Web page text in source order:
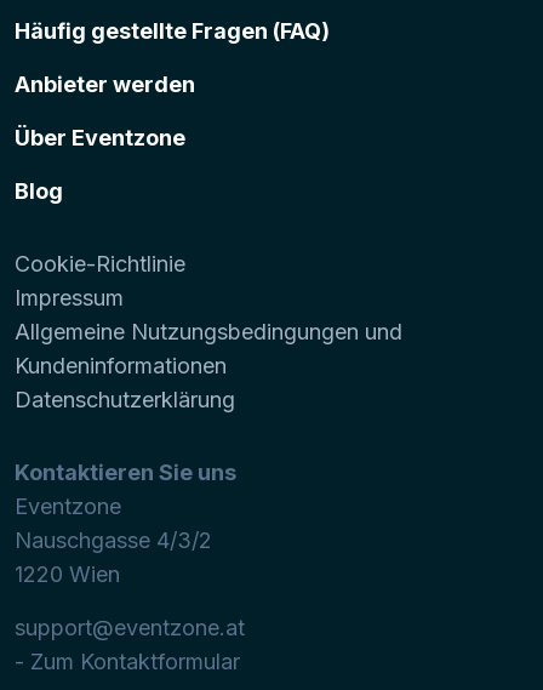
Häufig gestellte Fragen (FAQ)
Anbieter werden
Über Eventzone
Blog
Cookie-Richtlinie
Impressum
Allgemeine Nutzungsbedingungen und
Kundeninformationen
Datenschutzerklärung
Kontaktieren Sie uns
Eventzone
Nauschgasse 4/3/2
1220 Wien
support@eventzone.at
- Zum Kontaktformular